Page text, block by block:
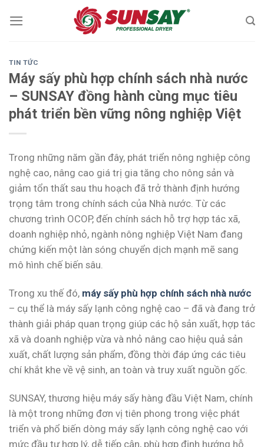
TIN TỨC
Máy sấy phù hợp chính sách nhà nước
– SUNSAY đồng hành cùng mục tiêu
phát triển bền vững nông nghiệp Việt
Trong những năm gần đây, phát triển nông nghiệp công
nghệ cao, nâng cao giá trị gia tăng cho nông sản và
giảm tổn thất sau thu hoạch đã trở thành định hướng
trọng tâm trong chính sách của Nhà nước. Từ các
chương trình OCOP, đến chính sách hỗ trợ hợp tác xã,
doanh nghiệp nhỏ, ngành nông nghiệp Việt Nam đang
chứng kiến một làn sóng chuyển dịch mạnh mẽ sang
mô hình chế biến sâu.
Trong xu thế đó, máy sấy phù hợp chính sách nhà nước
– cụ thể là máy sấy lạnh công nghệ cao – đã và đang trở
thành giải pháp quan trọng giúp các hộ sản xuất, hợp tác
xã và doanh nghiệp vừa và nhỏ nâng cao hiệu quả sản
xuất, chất lượng sản phẩm, đồng thời đáp ứng các tiêu
chí khắt khe về vệ sinh, an toàn và truy xuất nguồn gốc.
SUNSAY, thương hiệu máy sấy hàng đầu Việt Nam, chính
là một trong những đơn vị tiên phong trong việc phát
triển và phổ biến dòng máy sấy lạnh công nghệ cao với
mức đầu tư hợp lý, dễ tiếp cận, phù hợp định hướng hỗ